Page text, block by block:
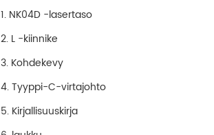
1. NK04D -lasertaso
2. L -kiinnike
3. Kohdekevy
4. Tyyppi-C-virtajohto
5. Kirjallisuuskirja